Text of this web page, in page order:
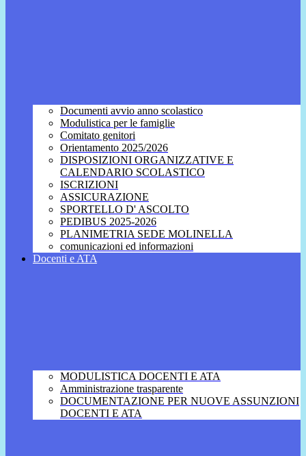
Documenti avvio anno scolastico
Modulistica per le famiglie
Comitato genitori
Orientamento 2025/2026
DISPOSIZIONI ORGANIZZATIVE E
CALENDARIO SCOLASTICO
ISCRIZIONI
ASSICURAZIONE
SPORTELLO D' ASCOLTO
PEDIBUS 2025-2026
PLANIMETRIA SEDE MOLINELLA
comunicazioni ed informazioni
Docenti e ATA
MODULISTICA DOCENTI E ATA
Amministrazione trasparente
DOCUMENTAZIONE PER NUOVE ASSUNZIONI
DOCENTI E ATA